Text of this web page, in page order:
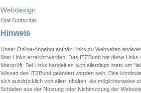
Webdesign
Olaf Gottschall
Hinweis
Unser Online-Angebot enthält Links zu Webseiten
über Links erreicht werden. Das ITZBund hat diese
überprüft. Bei Links handelt es sich allerdings stets um
Wissen des ITZBund geändert worden sein. Eine
sich ausdrücklich von allen Inhalten, die möglicherweise
Schäden aus der Nutzung oder Nichtnutzung der